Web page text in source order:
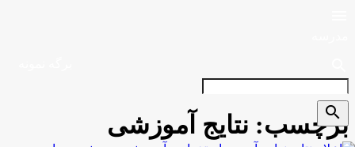
برچسب: نتایج آموزشی search